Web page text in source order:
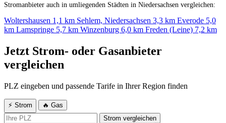
Stromanbieter auch in umliegenden Städten in Niedersachsen vergleichen:
Woltershausen 1,1 km Sehlem, Niedersachsen 3,3 km Everode 5,0
km Lamspringe 5,7 km Winzenburg 6,0 km Freden (Leine) 7,2 km
Jetzt Strom- oder Gasanbieter
vergleichen
PLZ eingeben und passende Tarife in Ihrer Region finden
⚡ Strom
🔥 Gas
Strom vergleichen